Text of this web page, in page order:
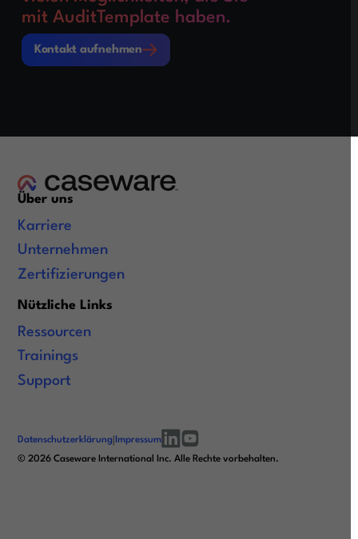
mit AuditTemplate haben.
Kontakt aufnehmen
Kontakt aufnehmen
Über uns
Karriere
Unternehmen
Zertifizierungen
Nützliche Links
Ressourcen
Trainings
Support
©2026 Caseware International Inc. Alle Rechte vorbehalten.
Datenschutzerklärung Impressum
linkedinyoutube